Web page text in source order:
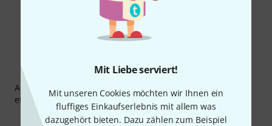
Mit Liebe serviert!
Mit unseren Cookies möchten wir Ihnen ein
fluffiges Einkaufserlebnis mit allem was
dazugehört bieten. Dazu zählen zum Beispiel
Thomann Newsletter
Abonniere den Thomann Newsletter und gewinne mit
etwas Glück einen von50 Gutscheinenüber jeweils
Inspirierende Beiträge
Deals Thomann Insights